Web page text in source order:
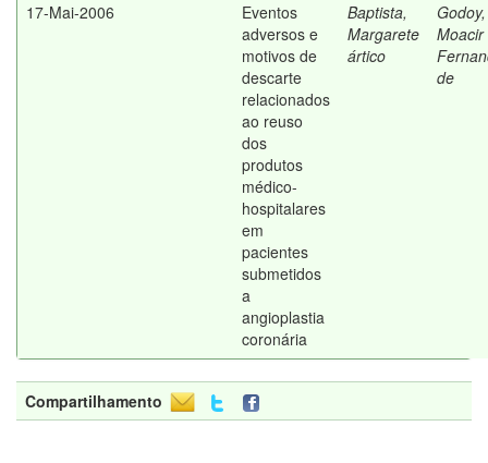
17-Mai-2006
Eventos
adversos e
motivos de
descarte
relacionados
ao reuso
dos
produtos
médico-
hospitalares
em
pacientes
submetidos
a
angioplastia
coronária
Baptista,
Margarete
ártico
Godoy,
Moacir
de
Compartilhamento